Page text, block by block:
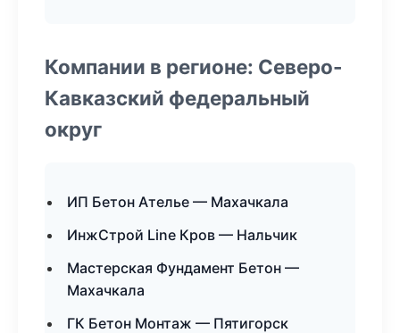
Компании в регионе: Северо-
Кавказский федеральный
округ
ИП Бетон Ателье — Махачкала
ИнжСтрой Line Кров — Нальчик
Мастерская Фундамент Бетон —
Махачкала
ГК Бетон Монтаж — Пятигорск